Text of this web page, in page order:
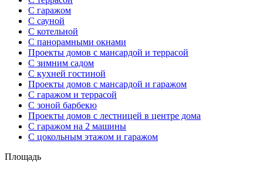
С гаражом
С сауной
С котельной
С панорамными окнами
Проекты домов с мансардой и террасой
С зимним садом
С кухней гостиной
Проекты домов с мансардой и гаражом
С гаражом и террасой
С зоной барбекю
Проекты домов с лестницей в центре дома
С гаражом на 2 машины
С цокольным этажом и гаражом
Площадь